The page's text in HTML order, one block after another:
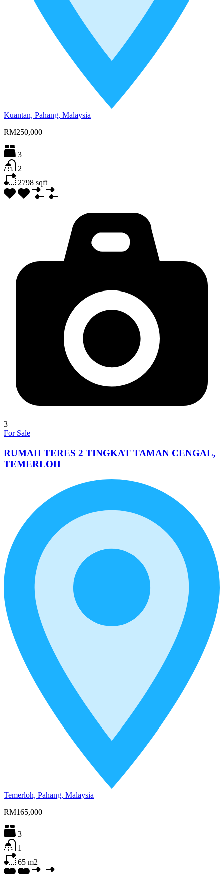
Kuantan, Pahang, Malaysia
RM250,000
3
2
2798 sqft
3
For Sale
RUMAH TERES 2 TINGKAT TAMAN CENGAL,
TEMERLOH
Temerloh, Pahang, Malaysia
RM165,000
3
1
65 m2